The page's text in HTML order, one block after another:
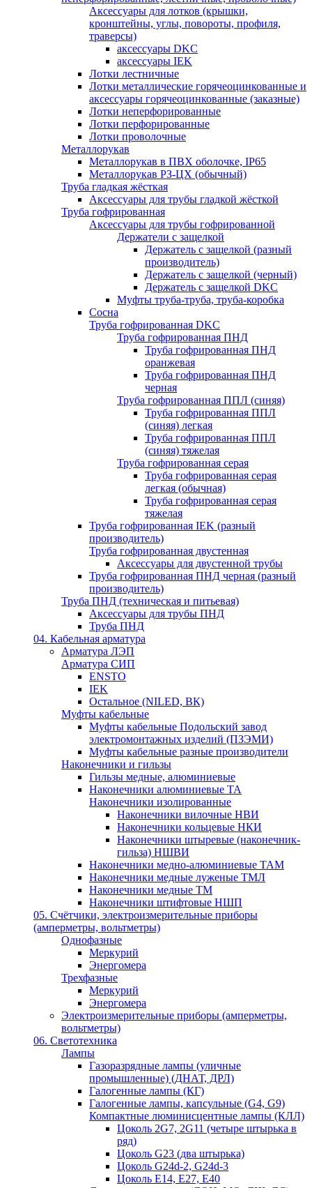
Аксессуары для лотков (крышки,
кронштейны, углы, повороты, профиля,
траверсы)
аксессуары DKC
аксессуары IEK
Лотки лестничные
Лотки металлические горячеоцинкованные и
аксессуары горячеоцинкованные (заказные)
Лотки неперфорированные
Лотки перфорированные
Лотки проволочные
Металлорукав
Металлорукав в ПВХ оболочке, IP65
Металлорукав РЗ-ЦХ (обычный)
Труба гладкая жёсткая
Аксессуары для трубы гладкой жёсткой
Труба гофрированная
Аксессуары для трубы гофрированной
Держатели с защелкой
Держатель с защелкой (разный
производитель)
Держатель с защелкой (черный)
Держатель с защелкой DKC
Муфты труба-труба, труба-коробка
Сосна
Труба гофрированная DKC
Труба гофрированная ПНД
Труба гофрированная ПНД
оранжевая
Труба гофрированная ПНД
черная
Труба гофрированная ППЛ (синяя)
Труба гофрированная ППЛ
(синяя) легкая
Труба гофрированная ППЛ
(синяя) тяжелая
Труба гофрированная серая
Труба гофрированная серая
легкая (обычная)
Труба гофрированная серая
тяжелая
Труба гофрированная IEK (разный
производитель)
Труба гофрированная двустенная
Аксессуары для двустенной трубы
Труба гофрированная ПНД черная (разный
производитель)
Труба ПНД (техническая и питьевая)
Аксессуары для трубы ПНД
Труба ПНД
04. Кабельная арматура
Арматура ЛЭП
Арматура СИП
ENSTO
IEK
Остальное (NILED, ВК)
Муфты кабельные
Муфты кабельные Подольский завод
электромонтажных изделий (ПЗЭМИ)
Муфты кабельные разные производители
Наконечники и гильзы
Гильзы медные, алюминиевые
Наконечники алюминиевые ТА
Наконечники изолированные
Наконечники вилочные НВИ
Наконечники кольцевые НКИ
Наконечники штыревые (наконечник-
гильза) НШВИ
Наконечники медно-алюминиевые ТАМ
Наконечники медные луженые ТМЛ
Наконечники медные ТМ
Наконечники штифтовые НШП
05. Счётчики, электроизмерительные приборы
(амперметры, вольтметры)
Однофазные
Меркурий
Энергомера
Трехфазные
Меркурий
Энергомера
Электроизмерительные приборы (амперметры,
вольтметры)
06. Светотехника
Лампы
Газоразрядные лампы (уличные
промышленные) (ДНАТ, ДРЛ)
Галогенные лампы (КГ)
Галогенные лампы, капсульные (G4, G9)
Компактные люминисцентные лампы (КЛЛ)
Цоколь 2G7, 2G11 (четыре штырька в
ряд)
Цоколь G23 (два штырька)
Цоколь G24d-2, G24d-3
Цоколь Е14, Е27, Е40